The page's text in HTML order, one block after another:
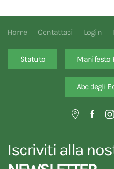
Home Contattaci Login
Statuto Manifesto
Abc degli
Iscriviti alla